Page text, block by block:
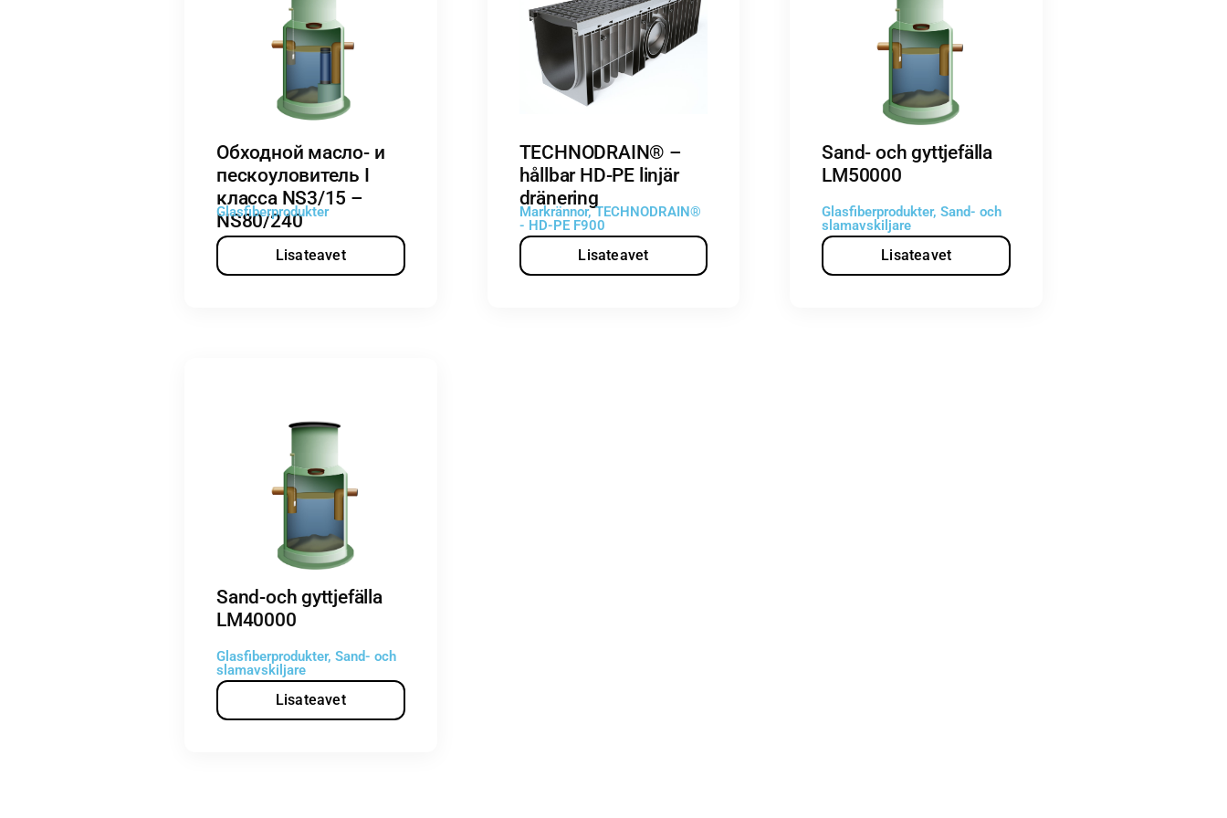
Обходной масло- и
пескоуловитель I
класса NS3/15 –
NS80/240
Glasfiberprodukter
Lisateavet
TECHNODRAIN® –
hållbar HD-PE linjär
dränering
Markrännor,TECHNODRAIN®
- HD-PE F900
Lisateavet
Sand- och gyttjefälla
LM50000
Glasfiberprodukter,Sand- och
slamavskiljare
Lisateavet
Sand-och gyttjefälla
LM40000
Glasfiberprodukter, Sand- och
slamavskiljare
Lisateavet